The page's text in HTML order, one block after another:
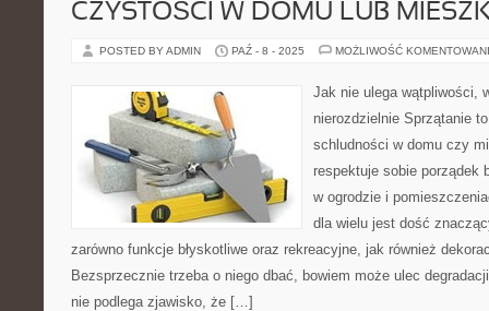
CZYSTOŚCI W DOMU LUB
POSTED BY ADMIN PAŹ - 8 - 2025 MOŻLIWOŚĆ
Jak nie ulega wątpliwości,
nierozdzielnie Sprzątanie
schludności w domu czy
respektuje sobie porządek
w ogrodzie i
dla wielu jest dość
zarówno funkcje błyskotliwe oraz rekreacyjne, jak również
Bezsprzecznie trzeba o niego dbać, bowiem może ulec
nie podlega zjawisko, że […]